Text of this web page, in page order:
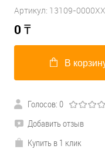
Артикул: 13109-0000ХХ
0 ₸
В
Голосов: 0
Добавить отзыв
Купить в 1 клик